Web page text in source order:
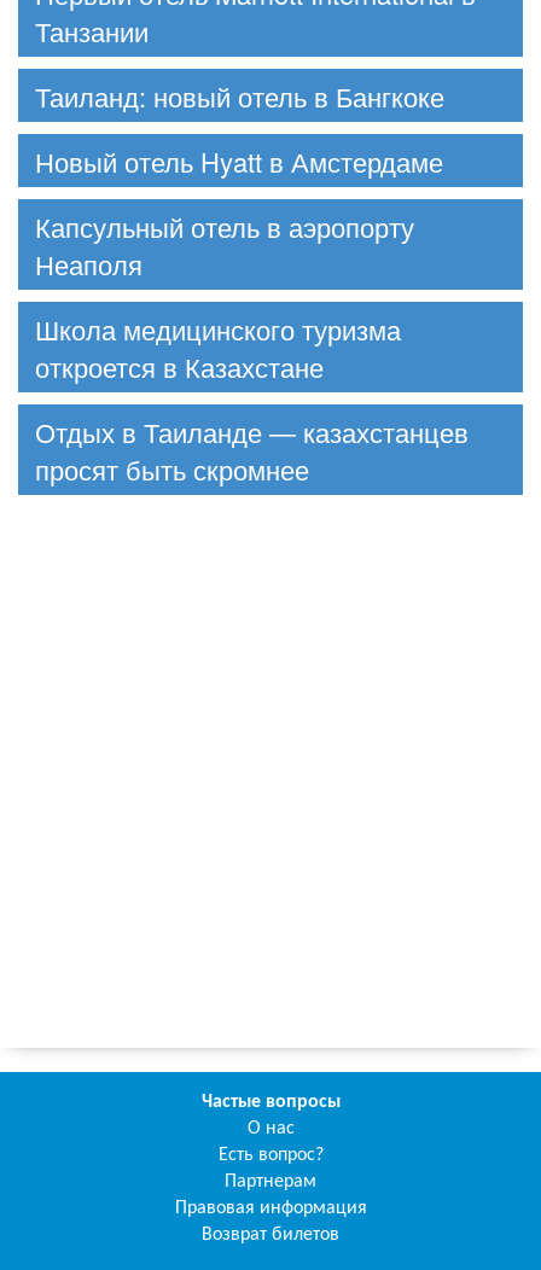
Танзании
Таиланд: новый отель в Бангкоке
Новый отель Hyatt в Амстердаме
Капсульный отель в аэропорту
Неаполя
Школа медицинского туризма
откроется в Казахстане
Отдых в Таиланде — казахстанцев
просят быть скромнее
Частые вопросы
О нас
Есть вопрос?
Партнерам
Правовая информация
Возврат билетов